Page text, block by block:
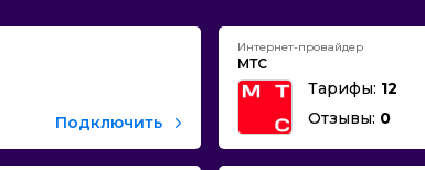
Подключить
Интернет-провайдер
МТС
Тарифы: 12
Отзывы: 0